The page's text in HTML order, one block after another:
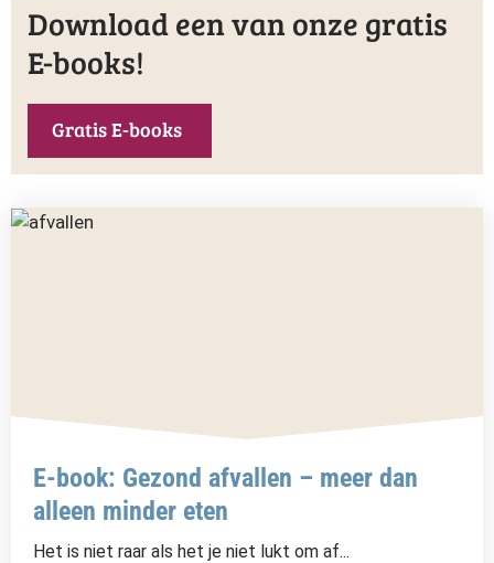
Download een van onze gratis
E-books!
Gratis E-books
E-book: Gezond afvallen – meer dan
alleen minder eten
Het is niet raar als het je niet lukt om af...